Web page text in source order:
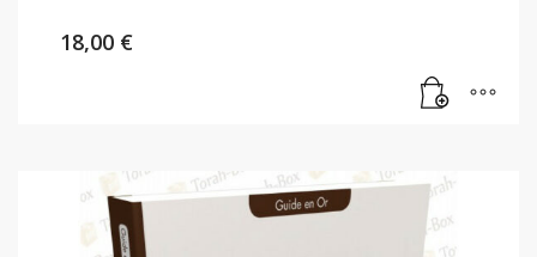
18,00 €